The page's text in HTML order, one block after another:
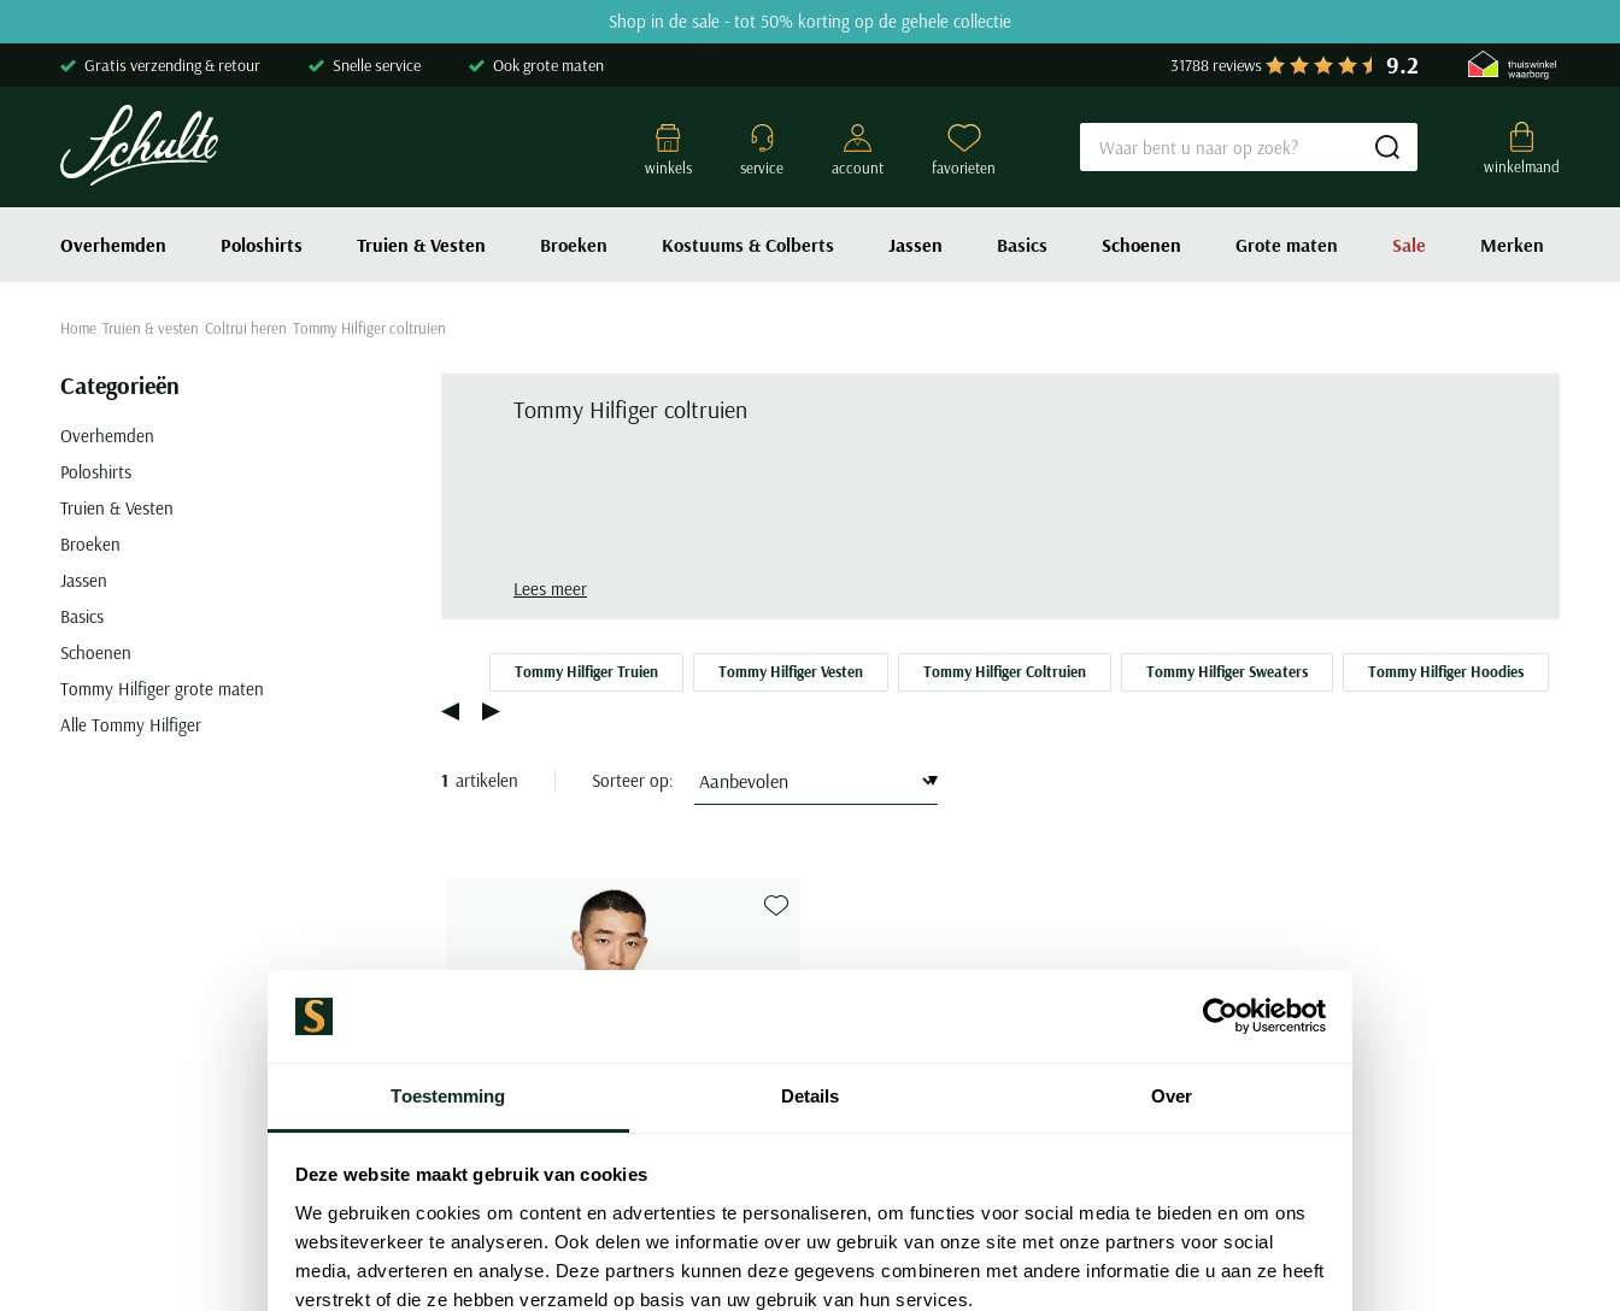
Toestemming Details Over
Deze website maakt gebruik van cookies
We gebruiken cookies om content en advertenties te personaliseren, om functies voor social media te bieden en om ons
websiteverkeer te analyseren. Ook delen we informatie over uw gebruik van onze site met onze partners voor social
media, adverteren en analyse. Deze partners kunnen deze gegevens combineren met andere informatie die u aan ze heeft
verstrekt of die ze hebben verzameld op basis van uw gebruik van hun services.
Shop in de sale - tot 50% korting op de gehele collectie
Gratis verzending & retour Snelle service Ook grote maten 31788 reviews 9.2
winkelmand
Submit search
Overhemden Poloshirts Truien & Vesten Broeken Kostuums & Colberts Jassen Basics Schoenen Grote maten Sale Merken
winkels service account favorieten
Home Truien & vesten Coltrui heren Tommy Hilfiger coltruien
Tommy Hilfiger coltruien
Lees meer
Tommy Hilfiger Truien Tommy Hilfiger Vesten Tommy Hilfiger Coltruien Tommy Hilfiger Sweaters Tommy Hilfiger Hoodies
Categorieën
Overhemden
Poloshirts
Truien & Vesten
Broeken
Jassen
Basics
Schoenen
Tommy Hilfiger grote maten
Alle Tommy Hilfiger
1 artikelen Sorteer op: